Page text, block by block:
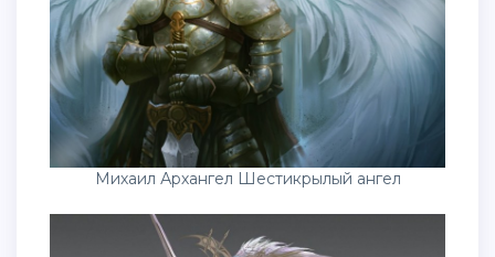
Михаил Архангел Шестикрылый ангел